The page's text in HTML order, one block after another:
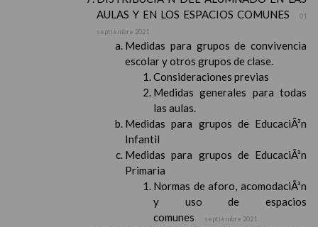
AULAS Y EN LOS ESPACIOS COMUNES
01
septiembre 2021
Medidas para grupos de convivencia
escolar y otros grupos de clase.
Consideraciones previas
Medidas generales para todas
las aulas.
Medidas para grupos de EducaciÃ³n
Infantil
Medidas para grupos de EducaciÃ³n
Primaria
Normas de aforo, acomodaciÃ³n
y uso de espacios
comunes
septiembre 2021